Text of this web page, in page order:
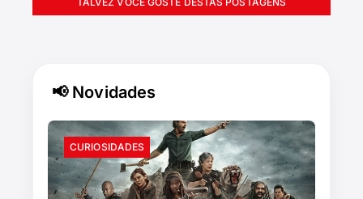
📢 Novidades
CURIOSIDADES